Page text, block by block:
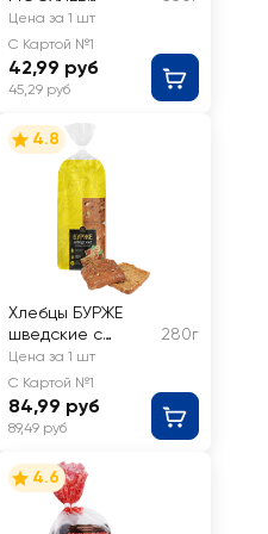
Столичный, в
нарезке
Цена за 1 шт
С Картой №1
42,99 руб
45,29 руб
4.8
Хлебцы БУРЖЕ
шведские с
семенами
280г
Цена за 1 шт
С Картой №1
84,99 руб
89,49 руб
4.6